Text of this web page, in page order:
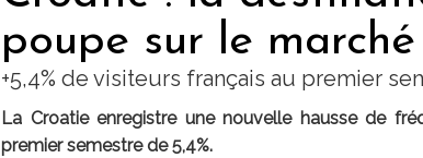
poupe sur le
+5,4% de visiteurs français au premier
La Croatie enregistre une nouvelle hausse de
premier semestre de 5,4%.